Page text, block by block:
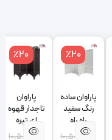
٪20
پاراوان ساده
رنگ سفید
راه راه
10,500,000
٪20
پاراوان
تاجدار قهوه
ای تیره
10,500,000